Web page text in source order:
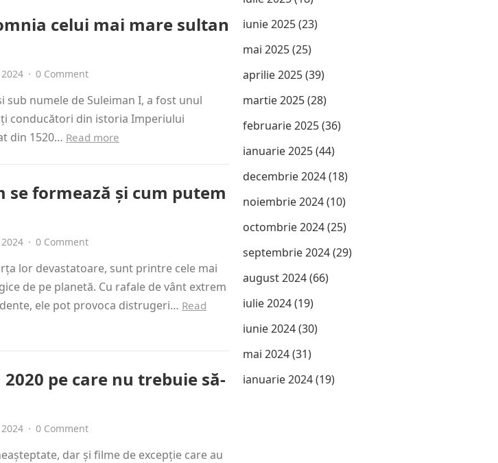
celui mai mare sultan
· 0 Comment
sub numele de Suleiman I, a fost unul
conducători din istoria Imperiului
din 1520… Read more
se formează și cum putem
· 0 Comment
lor devastatoare, sunt printre cele mai
de pe planetă. Cu rafale de vânt extrem
ele pot provoca distrugeri… Read
pe care nu trebuie să-
· 0 Comment
dar și filme de excepție care au
iunie 2025(23)
mai 2025(25)
aprilie 2025(39)
martie 2025(28)
februarie 2025(36)
ianuarie 2025(44)
decembrie 2024(18)
noiembrie 2024(10)
octombrie 2024(25)
septembrie 2024(29)
august 2024(66)
iulie 2024(19)
iunie 2024(30)
mai 2024(31)
ianuarie 2024(19)